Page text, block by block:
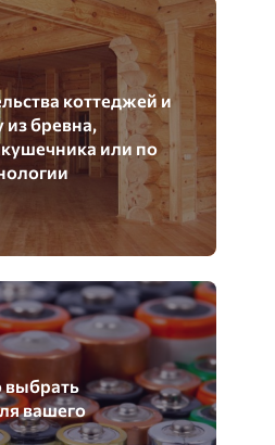
коттеджей и
бревна,
или по
выбрать
вашего